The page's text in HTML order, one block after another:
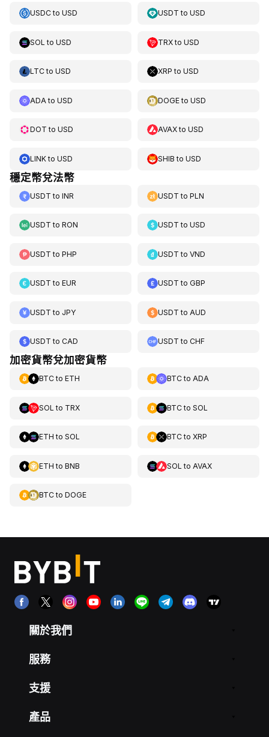
USDCto USD USDT toUSD
SOL to USD TRXtoUSD
LTCto USD XRP toUSD
ADA to USD DOGEtoUSD
DOT to USD AVAXtoUSD
LINKto USD SHIB toUSD
穩定幣兌法幣
USDT to INR USDT toPLN
USDT to RON USDT toUSD
USDT to PHP USDT toVND
USDT to EUR USDT toGBP
USDT to JPY USDT to AUD
USDT to CAD USDT toCHF
加密貨幣兌加密貨幣
BTCto ETH BTCto ADA
SOL to TRX BTCto SOL
ETH to SOL BTCto XRP
ETH to BNB SOL to AVAX
BTCto DOGE
關於我們
服務
支援
產品